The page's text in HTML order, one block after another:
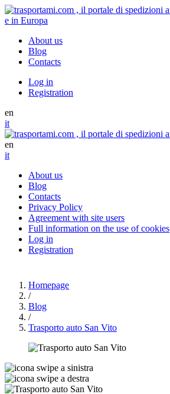
About us
Blog
Contacts
Log in
Registration
en
it
en
it
About us
Blog
Contacts
Privacy Policy
Agreement with site users
Full information on the use of cookies
Log in
Registration
Homepage
/
Blog
/
Trasporto auto San Vito